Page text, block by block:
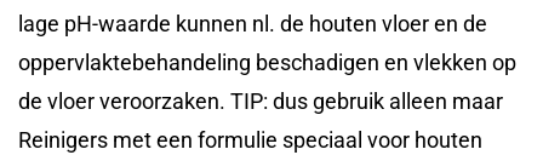
lage pH-waarde kunnen nl. de houten vloer en de
oppervlaktebehandeling beschadigen en vlekken op
de vloer veroorzaken. TIP: dus gebruik alleen maar
Reinigers met een formulie speciaal voor houten